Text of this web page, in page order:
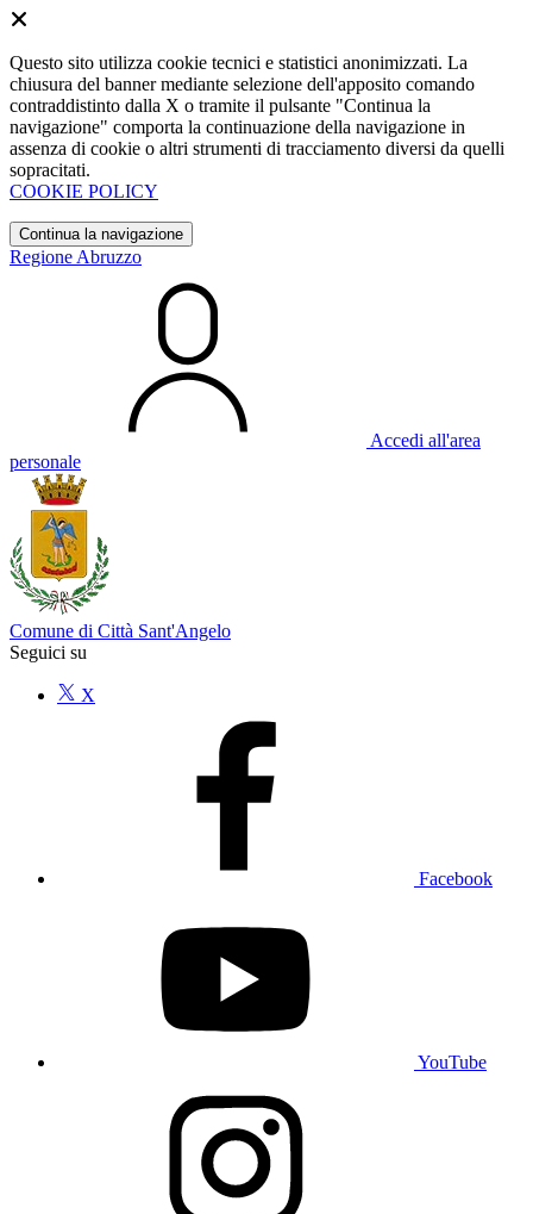
Questo sito utilizza cookie tecnici e statistici anonimizzati. La
chiusura del banner mediante selezione dell'apposito comando
contraddistinto dalla X o tramite il pulsante "Continua la
navigazione" comporta la continuazione della navigazione in
assenza di cookie o altri strumenti di tracciamento diversi da quelli
sopracitati.
COOKIE POLICY
Continua la navigazione
Regione Abruzzo
Accedi all'area
personale
Comune di Città Sant'Angelo
Seguici su
X
Facebook
YouTube